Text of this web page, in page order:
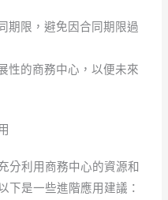
期限，避免因合同期限過
性的商務中心，以便未來
分利用商務中心的資源和
下是一些進階應用建議：